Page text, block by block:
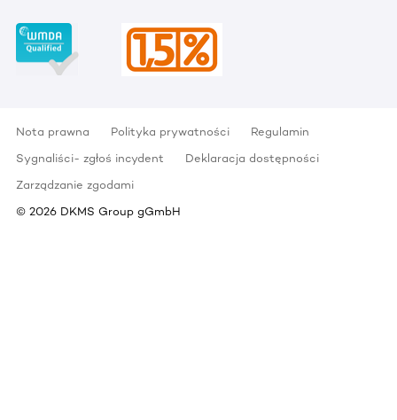
Nota prawna Polityka prywatności
Regulamin
Sygnaliści- zgłoś incydent
Deklaracja dostępności
Zarządzanie zgodami
© 2026 DKMS Group gGmbH